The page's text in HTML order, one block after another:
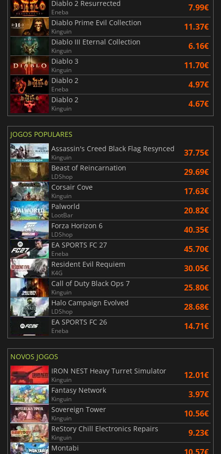
Diablo 2 Resurrected
Eneba 7.99€
Diablo Prime Evil Collection
Kinguin 11.37€
Diablo III Eternal Collection
Kinguin 6.16€
Diablo 3
Kinguin 11.70€
Diablo 2
Eneba 4.97€
Diablo 2
Kinguin 4.67€
JOGOS POPULARES
Assassin's Creed Black Flag Resynced
Kinguin 37.75€
Beast of Reincarnation
LDShop 29.69€
Corsair Cove
Kinguin 17.63€
Palworld
LootBar 20.82€
Forza Horizon 6
LDShop 40.35€
EA SPORTS FC 27
Eneba 45.70€
Resident Evil Requiem
K4G 30.05€
Call of Duty Black Ops 7
Kinguin 25.80€
Halo Campaign Evolved
LDShop 28.68€
EA SPORTS FC 26
Eneba 14.71€
NOVOS JOGOS
IRON NEST Heavy Turret Simulator
Kinguin 12.01€
Fantasy Network
Kinguin 3.97€
Sovereign Tower
Kinguin 10.56€
ReStory Chill Electronics Repairs
Kinguin 9.23€
Montabi